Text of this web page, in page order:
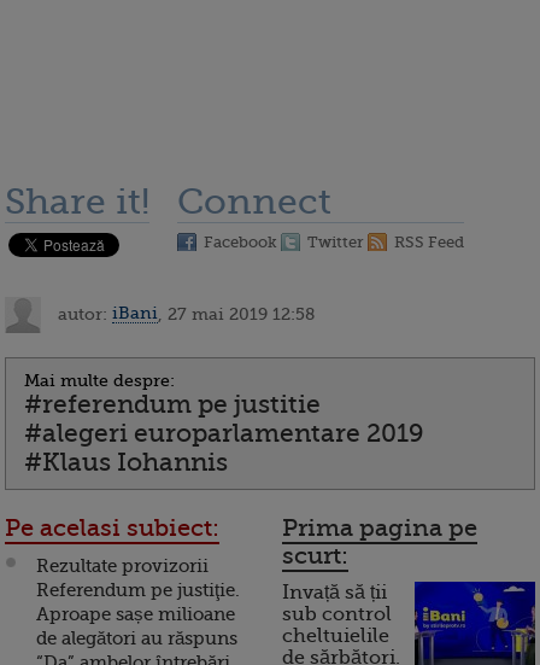
Share it! Connect
Facebook Twitter RSS Feed
autor: iBani , 27 mai 2019 12:58
Mai multe despre:
#referendum pe justitie
#alegeri europarlamentare 2019
#Klaus Iohannis
Pe acelasi subiect:
Rezultate provizorii
Referendum pe justiţie.
Aproape sașe milioane
de alegători au răspuns
Prima pagina pe
scurt:
Invață să ții
sub control
cheltuielile
de sărbători.